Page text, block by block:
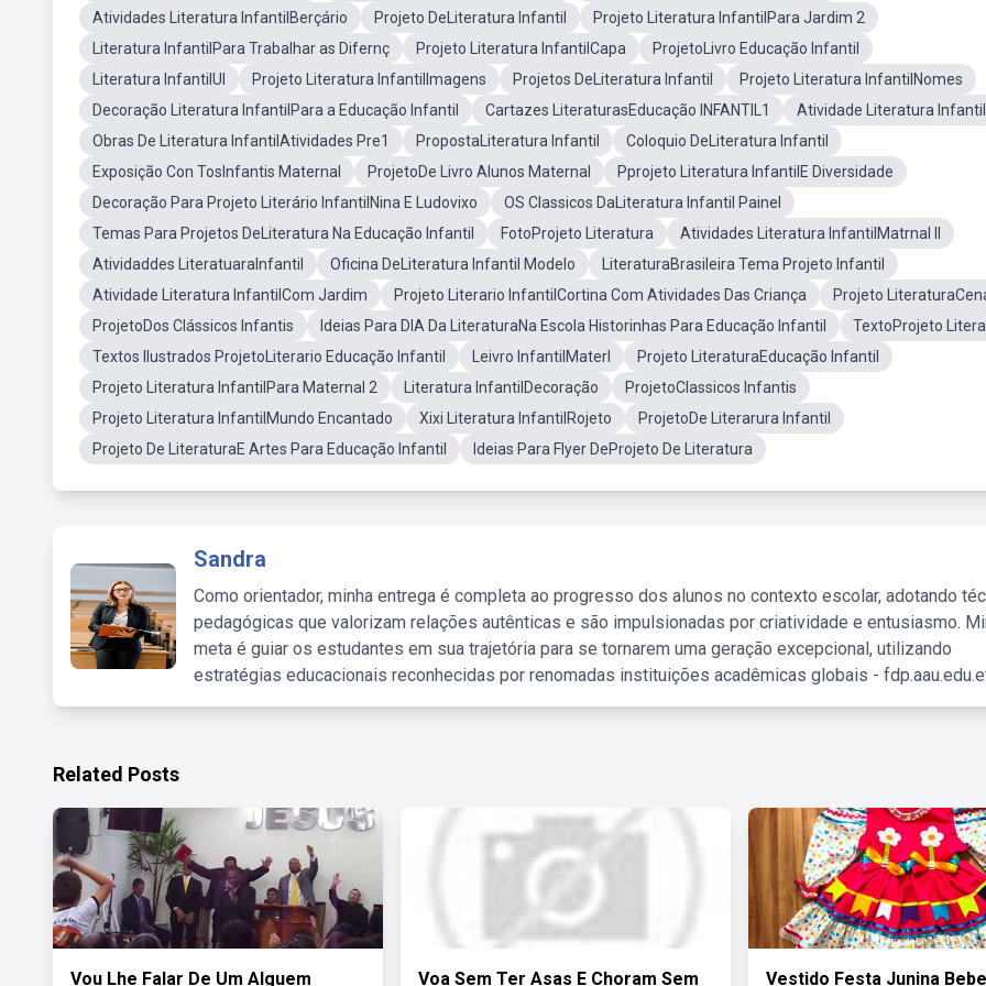
Atividades Literatura InfantilBerçário
Projeto DeLiteratura Infantil
Projeto Literatura InfantilPara Jardim 2
Literatura InfantilPara Trabalhar as Difernç
Projeto Literatura InfantilCapa
ProjetoLivro Educação Infantil
Literatura InfantilUI
Projeto Literatura InfantilImagens Projetos DeLiteratura Infantil
Projeto Literatura InfantilNomes
Decoração Literatura InfantilPara a Educação Infantil
Cartazes LiteraturasEducação INFANTIL1
Atividade Literatura
Obras De Literatura InfantilAtividades Pre1
PropostaLiteratura Infantil
Coloquio DeLiteratura Infantil
Exposição Con TosInfantis Maternal
ProjetoDe Livro Alunos Maternal
Pprojeto Literatura InfantilE Diversidade
Decoração Para Projeto Literário InfantilNina E Ludovixo
OS Classicos DaLiteratura Infantil Painel
Temas Para Projetos DeLiteratura Na Educação Infantil
FotoProjeto Literatura
Atividades Literatura InfantilMatrnal II
Atividaddes LiteratuaraInfantil
Oficina DeLiteratura Infantil Modelo
LiteraturaBrasileira Tema Projeto Infantil
Atividade Literatura InfantilCom Jardim
Projeto Literario InfantilCortina Com Atividades Das Criança
Projeto
ProjetoDos Clássicos Infantis
Ideias Para DIA Da LiteraturaNa Escola Historinhas Para Educação Infantil
TextoProjeto
Textos Ilustrados ProjetoLiterario Educação Infantil
Leivro InfantilMaterl
Projeto LiteraturaEducação Infantil
Projeto Literatura InfantilPara Maternal 2
Literatura InfantilDecoração
ProjetoClassicos Infantis
Projeto Literatura InfantilMundo Encantado
Xixi Literatura InfantilRojeto
ProjetoDe Literarura Infantil
Projeto De LiteraturaE Artes Para Educação Infantil
Ideias Para Flyer DeProjeto De Literatura
Sandra
Como orientador, minha entrega é completa ao progresso dos alunos no contexto escolar, adotando
pedagógicas que valorizam relações autênticas e são impulsionadas por criatividade e entusiasmo.
meta é guiar os estudantes em sua trajetória para se tornarem uma geração excepcional, utilizando
estratégias educacionais reconhecidas por renomadas instituições acadêmicas globais -
Related Posts
Vou Lhe Falar De Um Alguem Voa Sem Ter Asas E Choram Sem Vestido Festa Junina